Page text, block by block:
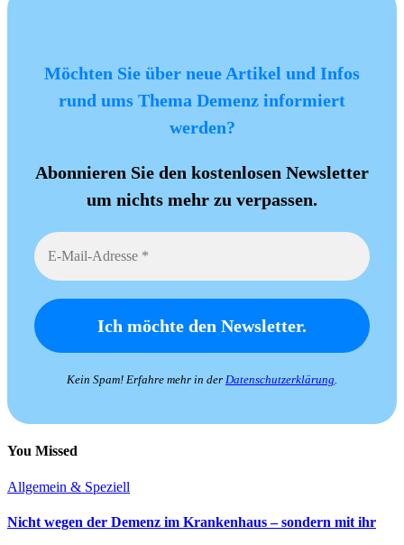
Möchten Sie über neue Artikel und Infos
rund ums Thema Demenz informiert
werden?
Abonnieren Sie den kostenlosen Newsletter
um nichts mehr zu verpassen.
Kein Spam! Erfahre mehr in der Datenschutzerklärung.
You Missed
Allgemein & Speziell
Nicht wegen der Demenz im Krankenhaus – sondern mit ihr